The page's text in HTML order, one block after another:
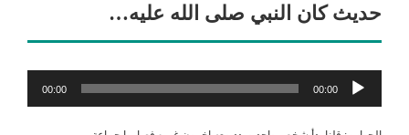
حديث كان النبي صلى الله عليه…
مشغل
الصوت
00:00
00:00